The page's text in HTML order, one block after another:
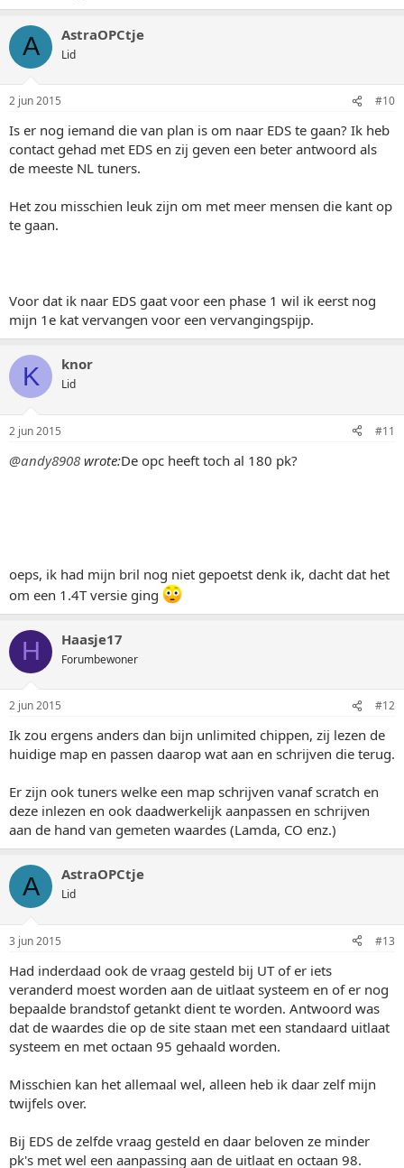
A AstraOPCtje
Lid
2 jun 2015 #10
Is er nog iemand die van plan is om naar EDS te gaan? Ik heb
contact gehad met EDS en zij geven een beter antwoord als
de meeste NL tuners.
Het zou misschien leuk zijn om met meer mensen die kant op
te gaan.
Voor dat ik naar EDS gaat voor een phase 1 wil ik eerst nog
mijn 1e kat vervangen voor een vervangingspijp.
K knor
Lid
2 jun 2015 #11
@andy8908 wrote:De opc heeft toch al 180 pk?
oeps, ik had mijn bril nog niet gepoetst denk ik, dacht dat het
om een 1.4T versie ging
H Haasje17
Forumbewoner
2 jun 2015 #12
Ik zou ergens anders dan bijn unlimited chippen, zij lezen de
huidige map en passen daarop wat aan en schrijven die terug.
Er zijn ook tuners welke een map schrijven vanaf scratch en
deze inlezen en ook daadwerkelijk aanpassen en schrijven
aan de hand van gemeten waardes (Lamda, CO enz.)
A AstraOPCtje
Lid
3 jun 2015 #13
Had inderdaad ook de vraag gesteld bij UT of er iets
veranderd moest worden aan de uitlaat systeem en of er nog
bepaalde brandstof getankt dient te worden. Antwoord was
dat de waardes die op de site staan met een standaard uitlaat
systeem en met octaan 95 gehaald worden.
Misschien kan het allemaal wel, alleen heb ik daar zelf mijn
twijfels over.
Bij EDS de zelfde vraag gesteld en daar beloven ze minder
pk's met wel een aanpassing aan de uitlaat en octaan 98.